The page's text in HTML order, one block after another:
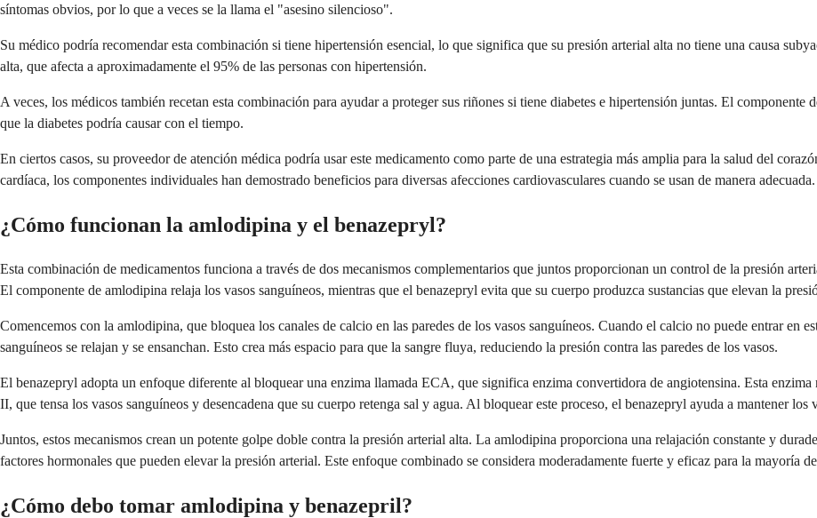
síntomas obvios, por lo que a veces se la llama el "asesino silencioso".
Su médico podría recomendar esta combinación si tiene hipertensión esencial, lo que significa que su presión arterial alta no tiene una causa
alta, que afecta a aproximadamente el 95% de las personas con hipertensión.
A veces, los médicos también recetan esta combinación para ayudar a proteger sus riñones si tiene diabetes e hipertensión juntas. El
que la diabetes podría causar con el tiempo.
En ciertos casos, su proveedor de atención médica podría usar este medicamento como parte de una estrategia más amplia para la salud del
cardíaca, los componentes individuales han demostrado beneficios para diversas afecciones cardiovasculares cuando se usan de manera adecuada.
¿Cómo funcionan la amlodipina y el benazepryl?
Esta combinación de medicamentos funciona a través de dos mecanismos complementarios que juntos proporcionan un control de la presión
El componente de amlodipina relaja los vasos sanguíneos, mientras que el benazepryl evita que su cuerpo produzca sustancias que elevan la
Comencemos con la amlodipina, que bloquea los canales de calcio en las paredes de los vasos sanguíneos. Cuando el calcio no puede entrar en
sanguíneos se relajan y se ensanchan. Esto crea más espacio para que la sangre fluya, reduciendo la presión contra las paredes de los vasos.
El benazepryl adopta un enfoque diferente al bloquear una enzima llamada ECA, que significa enzima convertidora de angiotensina. Esta
II, que tensa los vasos sanguíneos y desencadena que su cuerpo retenga sal y agua. Al bloquear este proceso, el benazepryl ayuda a mantener
Juntos, estos mecanismos crean un potente golpe doble contra la presión arterial alta. La amlodipina proporciona una relajación constante y
factores hormonales que pueden elevar la presión arterial. Este enfoque combinado se considera moderadamente fuerte y eficaz para la mayoría
¿Cómo debo tomar amlodipina y benazepril?